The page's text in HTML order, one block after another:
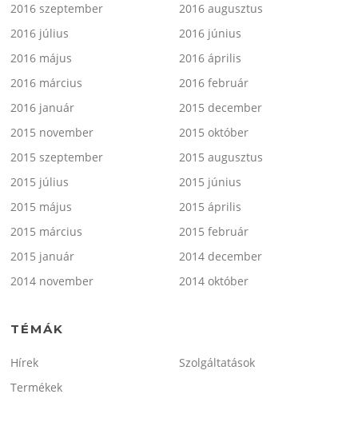
2016 szeptember
2016 augusztus
2016 július
2016 június
2016 május
2016 április
2016 március
2016 február
2016 január
2015 december
2015 november
2015 október
2015 szeptember
2015 augusztus
2015 július
2015 június
2015 május
2015 április
2015 március
2015 február
2015 január
2014 december
2014 november
2014 október
TÉMÁK
Hírek
Szolgáltatások
Termékek